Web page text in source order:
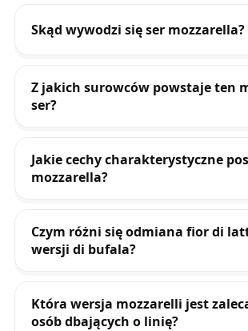
Skąd wywodzi się ser mozzarella?
Z jakich surowców powstaje ten
ser?
Jakie cechy charakterystyczne
mozzarella?
Czym różni się odmiana fior di
wersji di bufala?
Która wersja mozzarelli jest
osób dbających o linię?